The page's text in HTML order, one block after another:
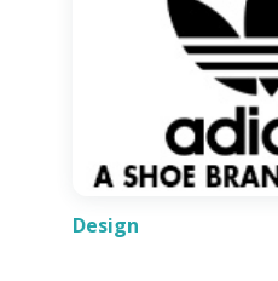
Design